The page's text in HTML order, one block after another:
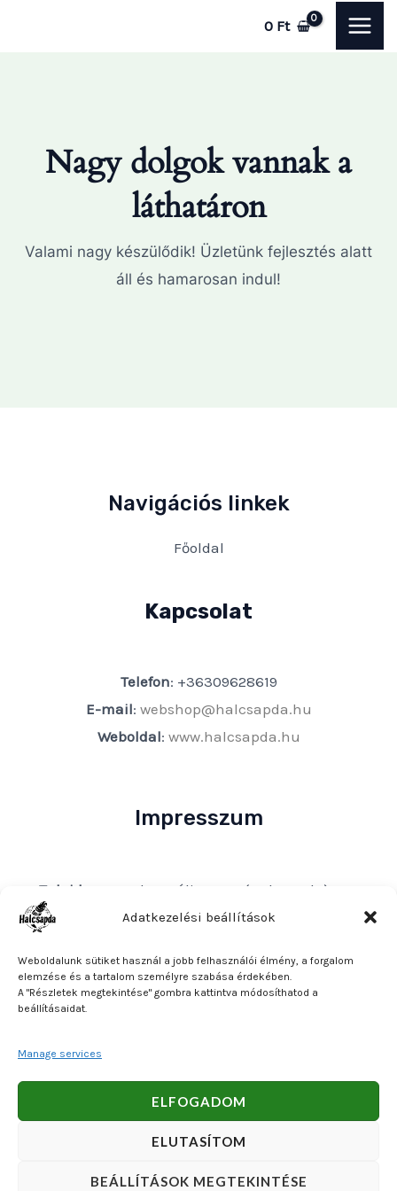
Adatkezelési beállítások
Weboldalunk sütiket használ a jobb felhasználói élmény, a forgalom
elemzése és a tartalom személyre szabása érdekében.
A "Részletek megtekintése" gombra kattintva módosíthatod a
beállításaidat.
Manage services
ELFOGADOM
ELUTASÍTOM
BEÁLLÍTÁSOK MEGTEKINTÉSE
0 Ft
Nagy dolgok vannak a
láthatáron
Valami nagy készülődik! Üzletünk fejlesztés alatt
áll és hamarosan indul!
Navigációs linkek
Főoldal
Kapcsolat
Telefon: +36309628619
E-mail: webshop@halcsapda.hu
Weboldal: www.halcsapda.hu
Impresszum
Tulajdonos
: Bakos Bálint E. V. (Halcsapda)
Székhely és postacím: 2890 Tata, Nyárfa u. 7.
Közösségi adószám: HU90921379
Bankszámlaszám: OTP Bank 11740047-27102600
by Bakos Bálint E. V. (Halcsapda).